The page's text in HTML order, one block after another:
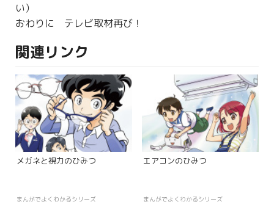
い）
おわりに テレビ取材再び！
関連リンク
メガネと視力のひみつ
まんがでよくわかるシリーズ
エアコンのひみつ
まんがでよくわかるシリーズ